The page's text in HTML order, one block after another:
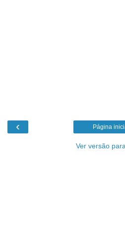
‹ Página
Ver versão